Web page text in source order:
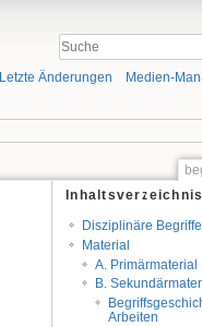
Letzte Änderungen Medien-
Inhaltsverzeichnis
Disziplinäre Begriffe
Material
A. Primärmaterial
B.
Arbeiten